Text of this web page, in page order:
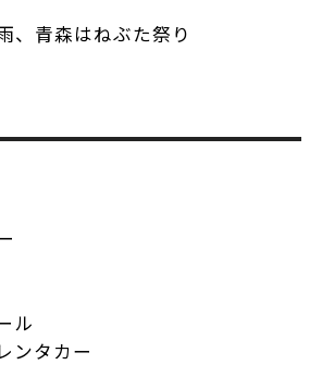
、青森はねぶた祭り
ル
ンタカー